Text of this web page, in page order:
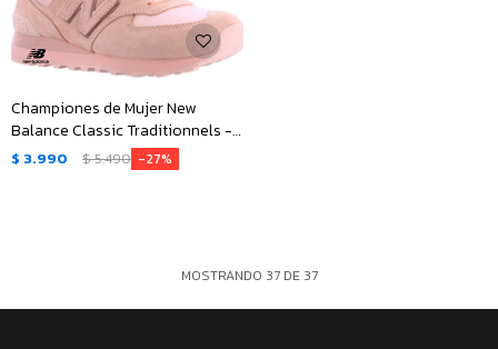
Championes de Mujer New
Balance Classic Traditionnels -
Rosa
$ 3.990 $5.490 27
MOSTRANDO 37DE 37